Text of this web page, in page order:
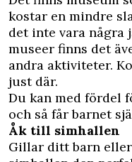
kostar en mindre
det inte vara några
museer finns det
andra aktiviteter.
just där.
Du kan med fördel
och så får barnet
Åk till simhallen
Gillar ditt barn eller